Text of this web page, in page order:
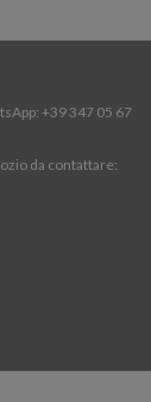
+39 347 05 67
da contattare: